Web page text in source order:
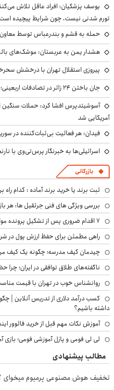
یوسف پزشکیان: افراد عاقل تلاش
تورم شدنی نیست، چون شرایط پیچیده است
حمله به قشم و بندرعباس توسط معاون
هشدار یمن به عربستان: موشک‌های
پیروزی استقلال تهران با درخشش
جان باختن ۲۴ زائر در تصادفات اربعینی؛ ۶۷ میلیون تردد ثبت شد
آمریکایی شد
فیدان: هر فعالیت بی‌ثبات‌کننده در
اسرائیلی‌ها به خبرنگار پرس‌تی‌وی با
بازرگانی
ثبت برند یا خرید برند آماده : کدام
بررسی ویژگی های فنی جرثقیل ها: هر
۷ اقدام ضروری پس از تشکیل پرونده مواد مخدر؛ راهنمای خانواده‌ها
راهی مطمئن برای حفظ ارزش پول در
چیدمان کیف مدرسه؛ چگونه یک کیف
ناگفته‌های طلاق توافقی در ایران؛
روانشناس خوب در تهران با قیمت
کسب درآمد دلاری از تدریس آنلاین |
داشته باشیم؟
آموزش نکات مهم قبل از خرید فالوور
لی لی فومی و پازل آموزشی فومی؛
مطالب پیشنهادی
تخفیف هوش مصنوعی پرمیوم میخوای